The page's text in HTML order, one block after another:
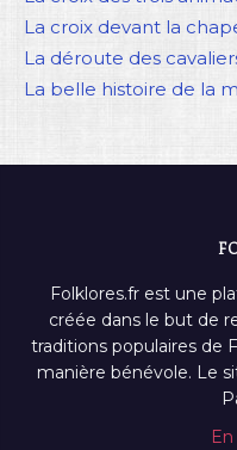
La croix devant la
La déroute des
La belle histoire de la
Folklores.fr est une
créée dans le but de
traditions populaires de
manière bénévole. Le